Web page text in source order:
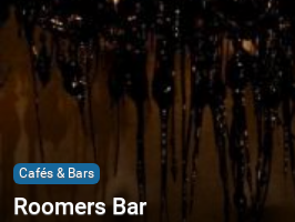
Cafés & Bars
Roomers Bar